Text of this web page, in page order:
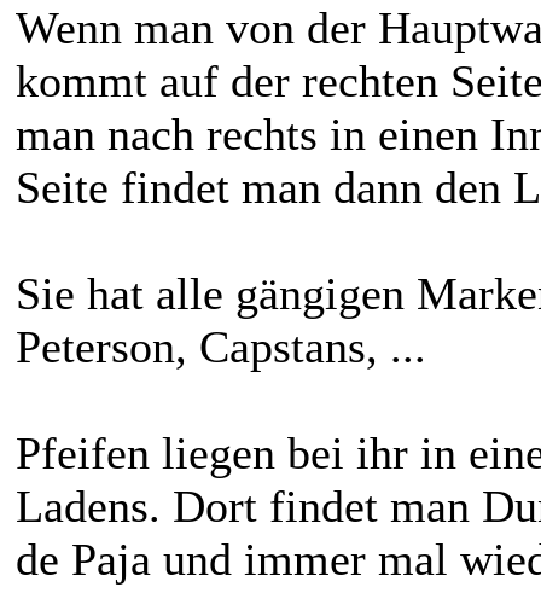
Wenn man von der
kommt auf der rechten
man nach rechts in einen
Seite findet man dann den
Sie hat alle gängigen
Peterson, Capstans, ...
Pfeifen liegen bei ihr in
Ladens. Dort findet man
de Paja und immer mal